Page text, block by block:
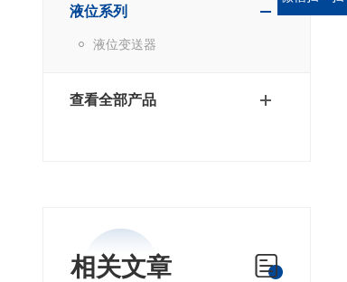
液位系列
液位变送器
查看全部产品
相关文章